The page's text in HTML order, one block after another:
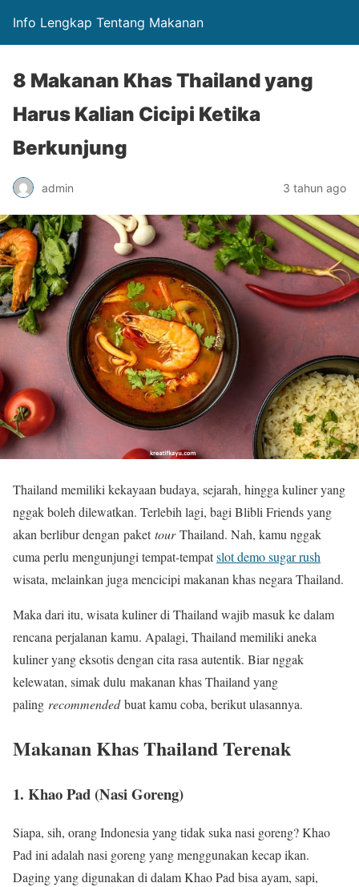
Info Lengkap Tentang Makanan
8 Makanan Khas Thailand yang
Harus Kalian Cicipi Ketika
Berkunjung
admin 3 tahun ago
Thailand memiliki kekayaan budaya, sejarah, hingga kuliner yang
nggak boleh dilewatkan. Terlebih lagi, bagi Blibli Friends yang
akan berlibur dengan pakettourThailand. Nah, kamu nggak
cuma perlu mengunjungi tempat-tempatslot demo sugar rush
wisata, melainkan juga mencicipi makanan khas negara Thailand.
Maka dari itu, wisata kuliner di Thailand wajib masuk ke dalam
rencana perjalanan kamu. Apalagi, Thailand memiliki aneka
kuliner yang eksotis dengan cita rasa autentik. Biar nggak
kelewatan, simak dulu makanan khas Thailand yang
paling recommendedbuat kamu coba, berikut ulasannya.
Makanan Khas Thailand Terenak
1. Khao Pad (Nasi Goreng)
Siapa, sih, orang Indonesia yang tidak suka nasi goreng? Khao
Pad ini adalah nasi goreng yang menggunakan kecap ikan.
Daging yang digunakan di dalam Khao Pad bisa ayam, sapi,